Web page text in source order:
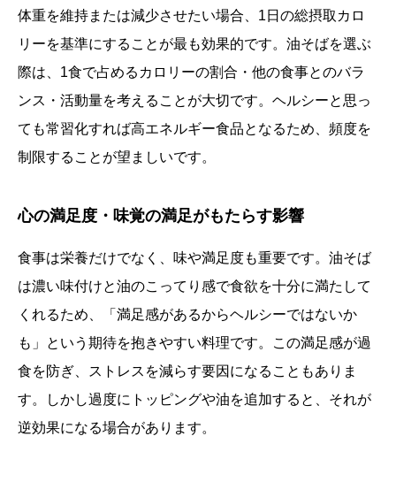
体重を維持または減少させたい場合、1日の総摂取カロ
リーを基準にすることが最も効果的です。油そばを選ぶ
際は、1食で占めるカロリーの割合・他の食事とのバラ
ンス・活動量を考えることが大切です。ヘルシーと思っ
ても常習化すれば高エネルギー食品となるため、頻度を
制限することが望ましいです。
心の満足度・味覚の満足がもたらす影響
食事は栄養だけでなく、味や満足度も重要です。油そば
は濃い味付けと油のこってり感で食欲を十分に満たして
くれるため、「満足感があるからヘルシーではないか
も」という期待を抱きやすい料理です。この満足感が過
食を防ぎ、ストレスを減らす要因になることもありま
す。しかし過度にトッピングや油を追加すると、それが
逆効果になる場合があります。